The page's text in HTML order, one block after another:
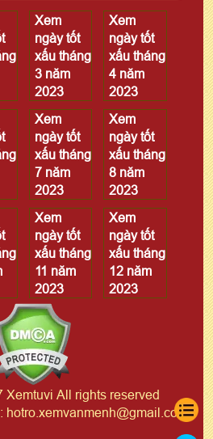
Xem
ngày tốt
xấu tháng
3 năm
2023
Xem
ngày tốt
xấu tháng
4 năm
2023
Xem
ngày tốt
xấu tháng
7 năm
2023
Xem
ngày tốt
xấu tháng
8 năm
2023
Xem
ngày tốt
xấu tháng
11 năm
2023
Xem
ngày tốt
xấu tháng
12 năm
2023
All rights reserved
hotro.xemvanmenh@gmail.com